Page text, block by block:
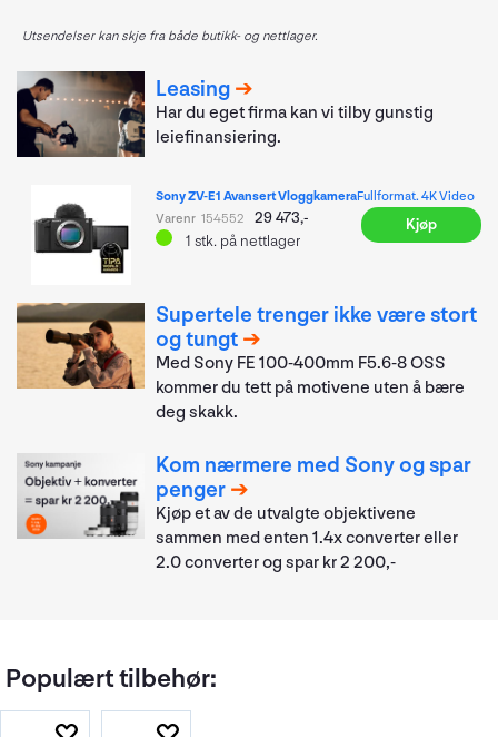
Utsendelser kan skje fra både butikk- og nettlager.
Leasing
Har du eget firma kan vi tilby gunstig
leiefinansiering.
Sony ZV-E1 Avansert VloggkameraFullformat. 4K Video
Varenr 154552 29 473,-
1 stk. på nettlager
Supertele trenger ikke være stort
og tungt
Med Sony FE 100-400mm F5.6-8 OSS
kommer du tett på motivene uten å bære
deg skakk.
Kom nærmere med Sony og spar
penger
Kjøp et av de utvalgte objektivene
sammen med enten 1.4x converter eller
2.0 converter og spar kr 2 200,-
Populært tilbehør: